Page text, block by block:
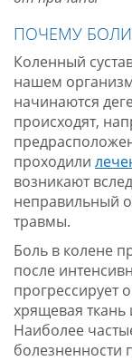
ПОЧЕМУ
Коленный
нашем
начинаются
происходят,
проходили
возникают
неправильный
травмы.
Боль в колене
после
прогрессирует
хрящевая ткань
Наиболее
болезненности